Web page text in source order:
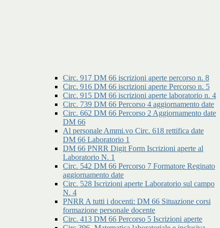
Circ. 917 DM 66 iscrizioni aperte percorso n. 8
Circ. 916 DM 66 iscrizioni aperte Percorso n. 5
Circ. 915 DM 66 iscrizioni aperte laboratorio n. 4
Circ. 739 DM 66 Percorso 4 aggiornamento date
Circ. 662 DM 66 Percorso 2 Aggiornamento date
DM 66
Al personale Ammi.vo Circ. 618 rettifica date
DM 66 Laboratorio 1
DM 66 PNRR Digit Form Iscrizioni aperte al
Laboratorio N. 1
Circ. 542 DM 66 Percorso 7 Formatore Reginato
aggiornamento date
Circ. 528 Iscrizioni aperte Laboratorio sul campo
N. 4
PNRR A tutti i docenti: DM 66 Situazione corsi
formazione personale docente
Circ. 413 DM 66 Percorso 5 Iscrizioni aperte